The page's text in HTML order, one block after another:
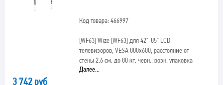
Код товара: 466997
[WF63]Wize [WF63] для 42"-85" LCD
телевизоров, VESA 800х600, расстояние от
стены 2.6 см, до 80 кг, черн., розн. упаковка
Далее...
3 742 руб